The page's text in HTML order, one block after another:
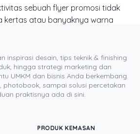
sebuah flyer promosi tidak
kertas atau banyaknya warna
pesan yang fokus, desain
yang kuat, dan distribusi
kertas sederhana dapat
pemasaran paling efisien
arsenal Anda. Ini adalah bukti
kreativitas dan pemahaman
inspirasi desain, tips teknik & finishing
hingga strategi marketing dan
UMKM dan bisnis Anda berkembang.
photobook, sampai solusi percetakan
praktisnya ada di sini.
PRODUK KEMASAN